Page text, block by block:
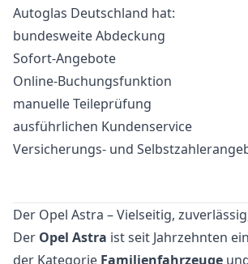
Autoglas Deutschland hat:
bundesweite Abdeckung
Sofort-Angebote
Online-Buchungsfunktion
manuelle Teileprüfung
ausführlichen Kundenservice
Versicherungs- und
Der Opel Astra – Vielseitig,
Der Opel Astra ist seit Jahrzehnten
der Kategorie Familienfahrzeuge